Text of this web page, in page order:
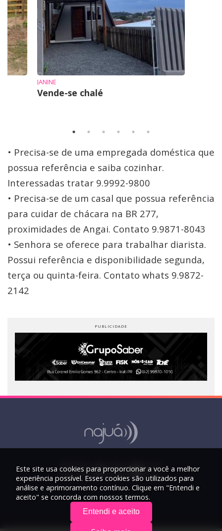
JANINE
Vende-se chalé
• Precisa-se de uma empregada doméstica que
possua referência e saiba cozinhar.
Interessadas tratar 9.9992-9800
• Precisa-se de um casal que possua referência
para cuidar de chácara na BR 277,
proximidades de Angai. Contato 9.9871-8043
• Senhora se oferece para trabalhar diarista.
Possui referência e disponibilidade segunda,
terça ou quinta-feira. Contato whats 9.9872-
2142
Este site usa cookies para proporcionar a você a melhor
experiência possível. Esses cookies são utilizados para
análise e aprimoramento contínuo. Clique em "Entendi e
aceito" se concorda com nossos termos.
Entendi e aceito